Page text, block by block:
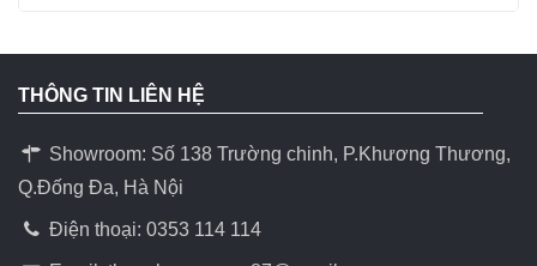
THÔNG TIN LIÊN HỆ
Showroom: Số 138 Trường chinh, P.Khương Thương,
Q.Đống Đa, Hà Nội
Điện thoại: 0353 114 114